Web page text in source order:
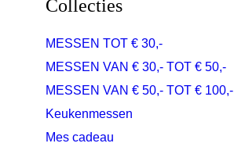
Collecties
MESSEN TOT € 30,-
MESSEN VAN € 30,- TOT € 50,-
MESSEN VAN € 50,- TOT € 100,-
Keukenmessen
Mes cadeau